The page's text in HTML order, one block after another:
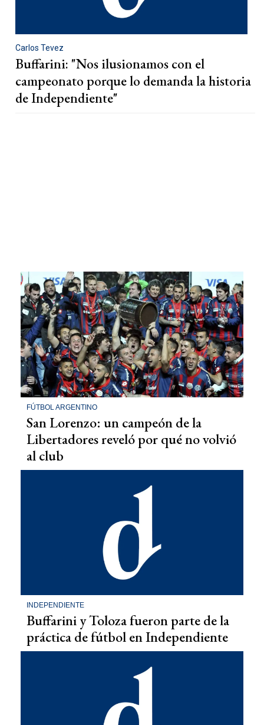
Carlos Tevez
Buffarini: "Nos ilusionamos con el
campeonato porque lo demanda la historia
de Independiente"
FÚTBOL ARGENTINO
San Lorenzo: un campeón de la
Libertadores reveló por qué no volvió
al club
INDEPENDIENTE
Buffarini y Toloza fueron parte de la
práctica de fútbol en Independiente